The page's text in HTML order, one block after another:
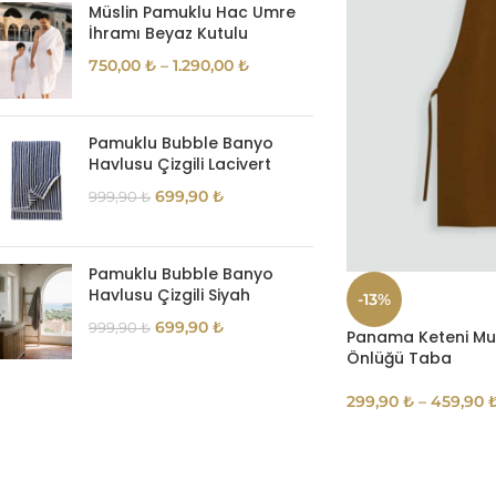
Müslin Pamuklu Hac Umre
İhramı Beyaz Kutulu
750,00 ₺ – 1.290,00 ₺
Pamuklu Bubble Banyo
Havlusu Çizgili Lacivert
999,90₺ 699,90 ₺
Pamuklu Bubble Banyo
Havlusu Çizgili Siyah
999,90₺ 699,90 ₺
-13%
Panama Keteni
Önlüğü Taba
299,90 ₺ – 459,90